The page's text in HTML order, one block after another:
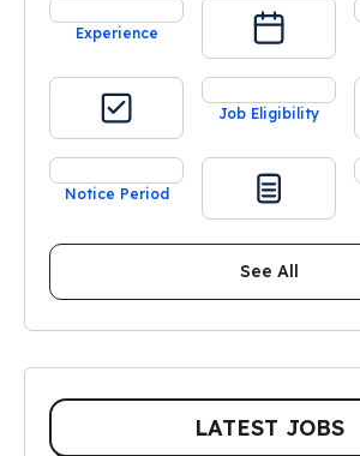
Experience
Job Eligibility
Notice Period
See All
LATEST JOBS